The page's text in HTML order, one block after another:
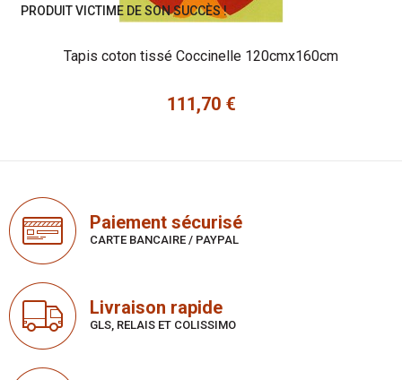
PRODUIT VICTIME DE SON SUCCÈS !
Tapis coton tissé Coccinelle 120cmx160cm
Prix
111,70 €
Paiement sécurisé
CARTE BANCAIRE / PAYPAL
Livraison rapide
GLS, RELAIS ET COLISSIMO